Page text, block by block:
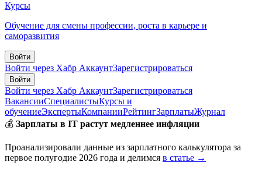
Курсы
Обучение для смены профессии, роста в карьере и
саморазвития
Войти
Войти через Хабр АккаунтЗарегистрироваться
Войти
Войти через Хабр АккаунтЗарегистрироваться
ВакансииСпециалистыКурсы и
обучениеЭкспертыКомпанииРейтингЗарплатыЖурнал
💰 Зарплаты в IT растут медленнее инфляции
Проанализировали данные из зарплатного калькулятора за
первое полугодие 2026 года и делимся в статье →